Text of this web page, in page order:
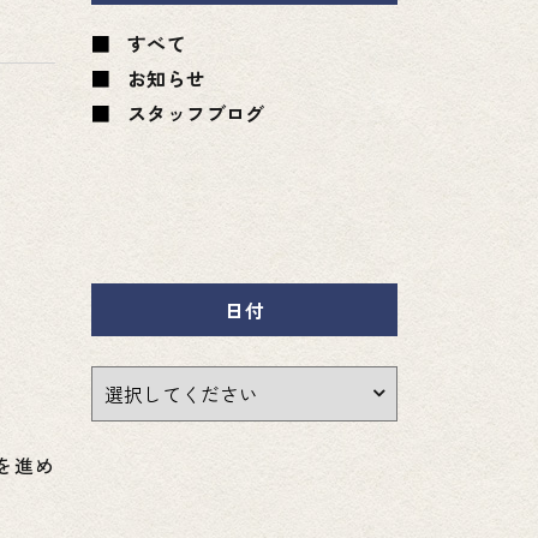
進め
すべて
お知らせ
スタッフブログ
日付